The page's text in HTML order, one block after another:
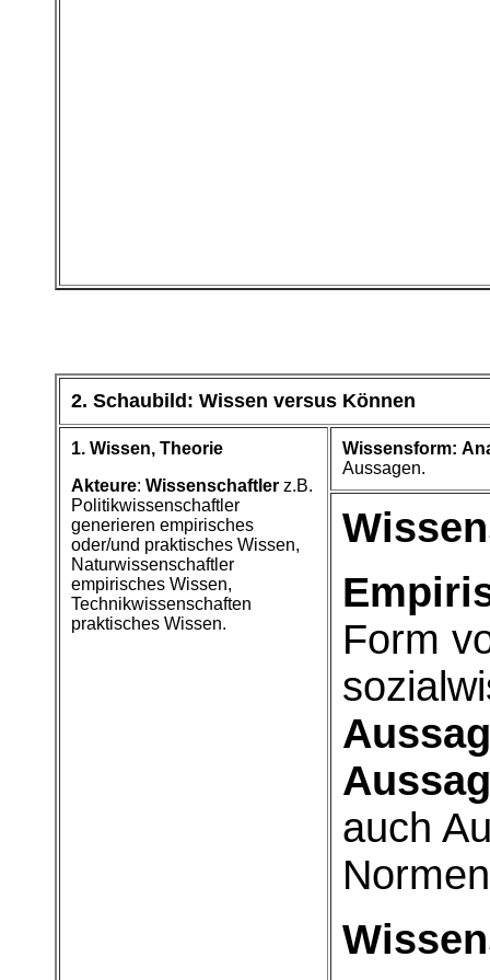
2. Schaubild : Wissen versus Können
1. Wissen, Theorie
Akteure: Wissenschaftler z.B.
Politikwissenschaftler
generieren empirisches
oder/und praktisches Wissen,
Naturwissenschaftler
empirisches Wissen,
Technikwissenschaften
praktisches Wissen.
Wissensform:
Aussagen.
Form
auch